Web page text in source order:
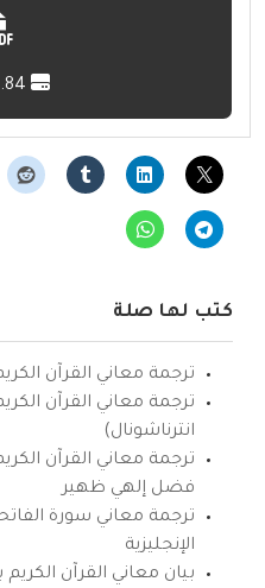
كتب لها صلة
ترجمة معاني القرآن
ترجمة معاني القرآن
انترناشونال)
ترجمة معاني القرآن
فضل إلهي ظهير
ترجمة معاني سورة
الإنجليزية
بيان معاني القرآن الكريم